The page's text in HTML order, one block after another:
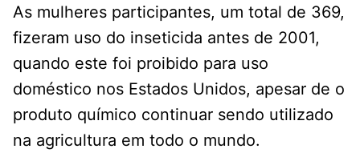
As mulheres participantes, um total de 369,
fizeram uso do inseticida antes de 2001,
quando este foi proibido para uso
doméstico nos Estados Unidos, apesar de o
produto químico continuar sendo utilizado
na agricultura em todo o mundo.